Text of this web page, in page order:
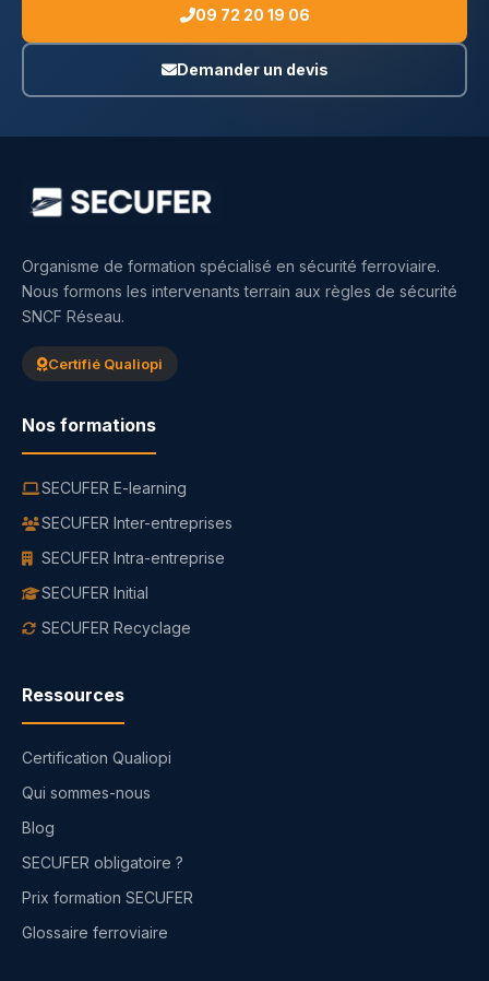
09 72 20 19 06
Demander un devis
Organisme de formation spécialisé en sécurité ferroviaire.
Nous formons les intervenants terrain aux règles de sécurité
SNCF Réseau.
Certifié Qualiopi
Nos formations
SECUFER E-learning
SECUFER Inter-entreprises
SECUFER Intra-entreprise
SECUFER Initial
SECUFER Recyclage
Ressources
Certification Qualiopi
Qui sommes-nous
Blog
SECUFER obligatoire ?
Prix formation SECUFER
Glossaire ferroviaire